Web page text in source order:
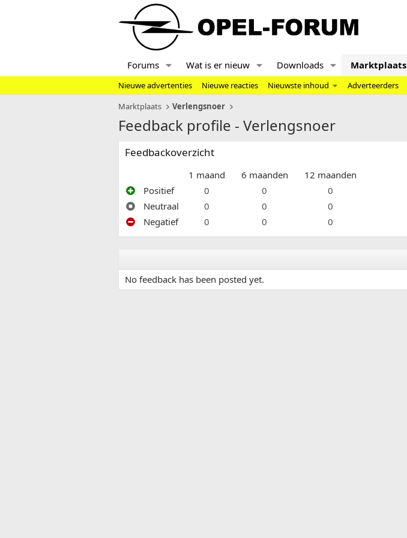
Forums Wat is er nieuw Downloads Marktplaats
Nieuwe advertenties Nieuwe reacties Nieuwste inhoud Adverteerders
Marktplaats
Verlengsnoer
Feedback profile - Verlengsnoer
Feedbackoverzicht
1 maand 6 maanden
12 maanden
Positief
0 0
0
Neutraal
0 0
0
Negatief
0 0 0
No feedback has been posted yet.